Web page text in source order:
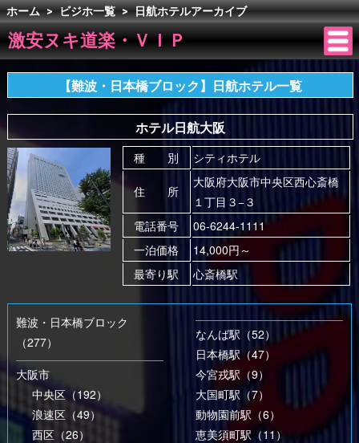
ホーム > ビジホ一覧 > 日航ホテルアーカイブ
激安ヌキ道楽・ＶＩＰ
【難波・日本橋ブロック】日航ホテル一覧
ホテル日航大阪
種 別 シティホテル
住 所
大阪府大阪市中央区西心斎橋
１丁目３−３
電話番号
06-6244-1111
一泊価格
14,000円～
最寄り駅
心斎橋駅
難波・日本橋ブロック
（277）
大阪市
中央区（192）
浪速区（49）
西区（26）
なんば駅（52）
日本橋駅（47）
今宮戎駅（9）
大国町駅（7）
動物園前駅（6）
恵美須町駅（11）